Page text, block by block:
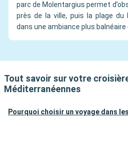
parc de Molentargius permet
près de la ville, puis la plage du
dans une ambiance plus balnéaire
Tout savoir sur votre
Méditerranéennes
Pourquoi choisir un voyage dans